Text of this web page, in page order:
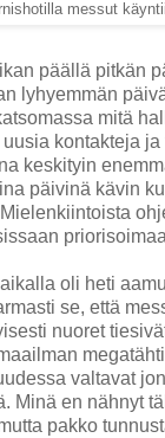
messut
päällä pitkän
lyhyemmän
mitä
kontakteja
keskityin
päivinä kävin
oli heti
se, että
nuoret
valtavat
Minä en nähnyt
pakko